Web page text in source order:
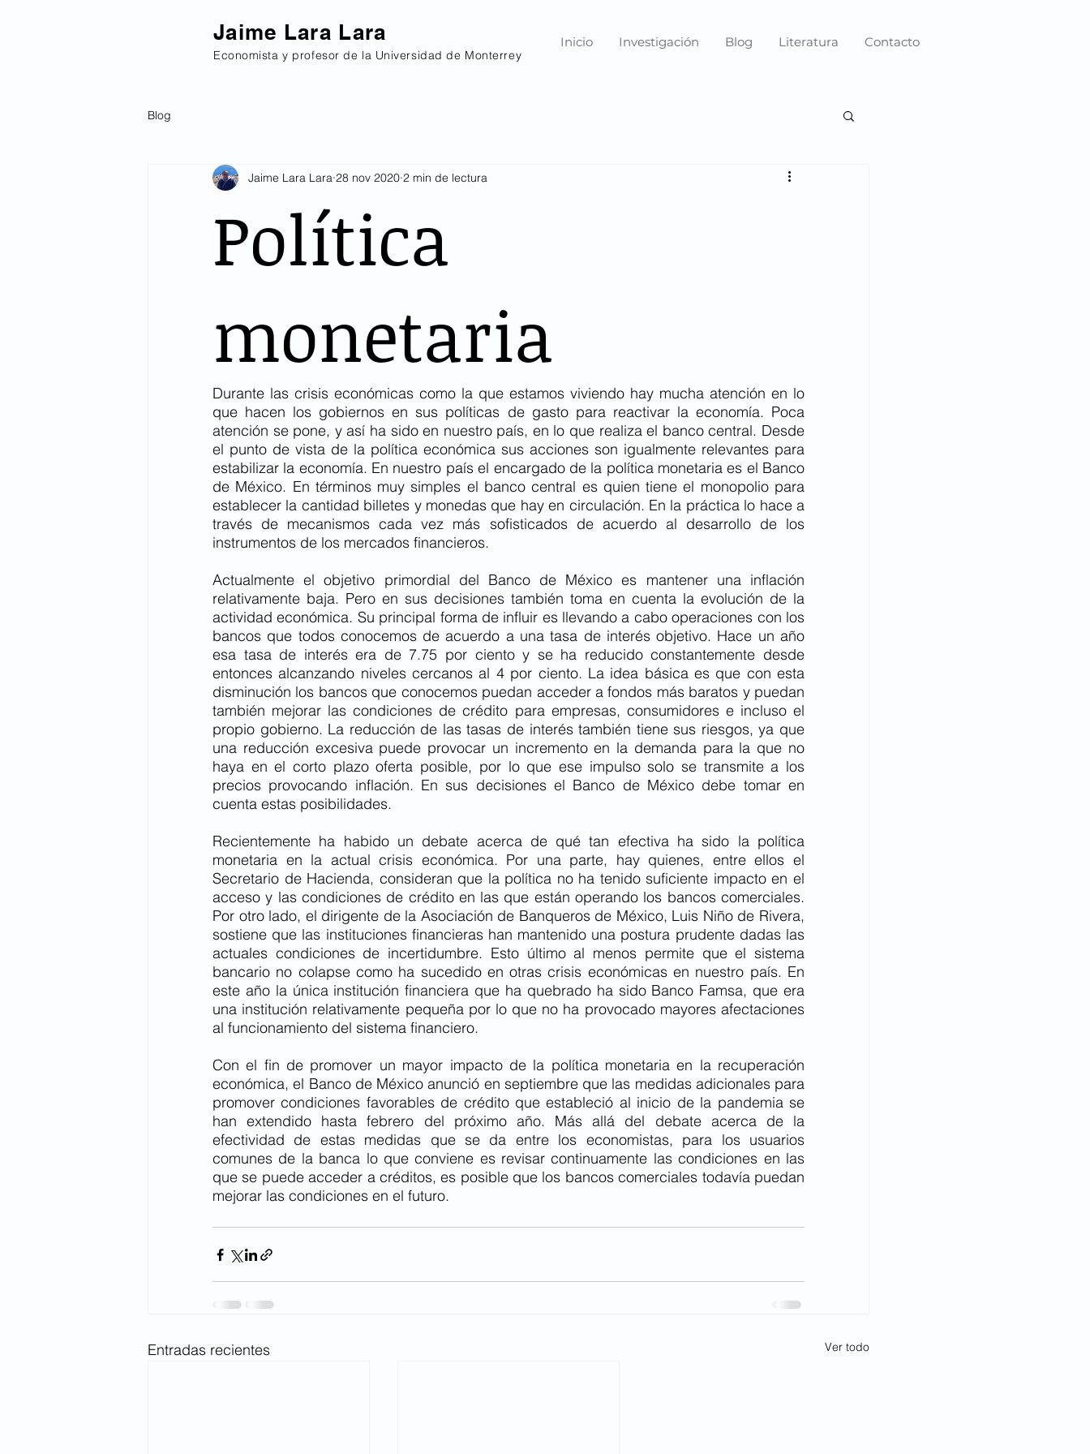
Jaime Lara Lara
Economista y profesor de la Universidad de Monterrey
Inicio Investigación Blog Literatura Contacto
Blog
Política
monetaria
Jaime Lara Lara 28 nov 2020 2 min de lectura
Durante las crisis económicas como la que estamos viviendo hay mucha atención en lo
que hacen los gobiernos en sus políticas de gasto para reactivar la economía. Poca
atención se pone, y así ha sido en nuestro país, en lo que realiza el banco central. Desde
el punto de vista de la política económica sus acciones son igualmente relevantes para
estabilizar la economía. En nuestro país el encargado de la política monetaria es el Banco
de México. En términos muy simples el banco central es quien tiene el monopolio para
establecer la cantidad billetes y monedas que hay en circulación. En la práctica lo hace a
través de mecanismos cada vez más sofisticados de acuerdo al desarrollo de los
instrumentos de los mercados financieros.
Actualmente el objetivo primordial del Banco de México es mantener una inflación
relativamente baja. Pero en sus decisiones también toma en cuenta la evolución de la
actividad económica. Su principal forma de influir es llevando a cabo operaciones con los
bancos que todos conocemos de acuerdo a una tasa de interés objetivo. Hace un año
esa tasa de interés era de 7.75 por ciento y se ha reducido constantemente desde
entonces alcanzando niveles cercanos al 4 por ciento. La idea básica es que con esta
disminución los bancos que conocemos puedan acceder a fondos más baratos y puedan
también mejorar las condiciones de crédito para empresas, consumidores e incluso el
propio gobierno. La reducción de las tasas de interés también tiene sus riesgos, ya que
una reducción excesiva puede provocar un incremento en la demanda para la que no
haya en el corto plazo oferta posible, por lo que ese impulso solo se transmite a los
precios provocando inflación. En sus decisiones el Banco de México debe tomar en
cuenta estas posibilidades.
Recientemente ha habido un debate acerca de qué tan efectiva ha sido la política
monetaria en la actual crisis económica. Por una parte, hay quienes, entre ellos el
Secretario de Hacienda, consideran que la política no ha tenido suficiente impacto en el
acceso y las condiciones de crédito en las que están operando los bancos comerciales.
Por otro lado, el dirigente de la Asociación de Banqueros de México, Luis Niño de Rivera,
sostiene que las instituciones financieras han mantenido una postura prudente dadas las
actuales condiciones de incertidumbre. Esto último al menos permite que el sistema
bancario no colapse como ha sucedido en otras crisis económicas en nuestro país. En
este año la única institución financiera que ha quebrado ha sido Banco Famsa, que era
una institución relativamente pequeña por lo que no ha provocado mayores afectaciones
al funcionamiento del sistema financiero.
Con el fin de promover un mayor impacto de la política monetaria en la recuperación
económica, el Banco de México anunció en septiembre que las medidas adicionales para
promover condiciones favorables de crédito que estableció al inicio de la pandemia se
han extendido hasta febrero del próximo año. Más allá del debate acerca de la
efectividad de estas medidas que se da entre los economistas, para los usuarios
comunes de la banca lo que conviene es revisar continuamente las condiciones en las
que se puede acceder a créditos, es posible que los bancos comerciales todavía puedan
mejorar las condiciones en el futuro.
Entradas recientes Ver todo